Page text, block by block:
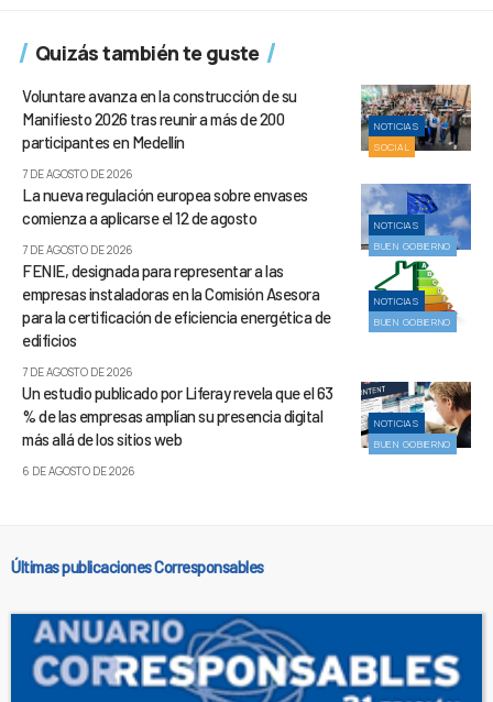
Quizás también te guste
NOTICIAS
SOCIAL
Voluntare avanza en la construcción de su
Manifiesto 2026 tras reunir a más de 200
participantes en Medellín
7 DE AGOSTO DE 2026
NOTICIAS
BUEN GOBIERNO
La nueva regulación europea sobre envases
comienza a aplicarse el 12 de agosto
7 DE AGOSTO DE 2026
NOTICIAS
BUEN GOBIERNO
FENIE, designada para representar a las
empresas instaladoras en la Comisión Asesora
para la certificación de eficiencia energética de
edificios
7 DE AGOSTO DE 2026
NOTICIAS
BUEN GOBIERNO
Un estudio publicado por Liferay revela que el 63
% de las empresas amplían su presencia digital
más allá de los sitios web
6 DE AGOSTO DE 2026
Últimas publicaciones Corresponsables